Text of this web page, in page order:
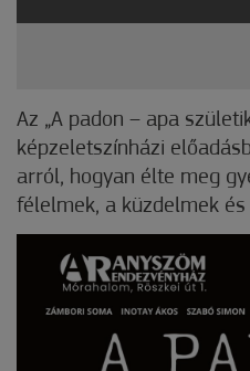
Az „A padon – apa
képzeletszínházi
arról, hogyan élte meg
félelmek, a küzdelmek